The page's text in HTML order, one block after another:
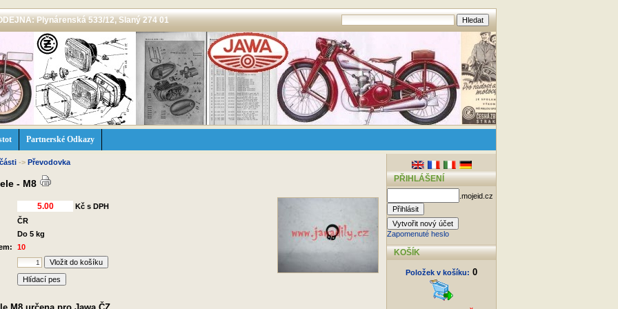
Plynárenská 533/12, Slaný 274 01
Partnerské Odkazy
-> Převodovka
- M8
Kč s DPH
ČR
Do 5 kg
10
Hlídací pes
PŘIHLÁŠENÍ
.mojeid.cz
Zapomenuté heslo
KOŠÍK
Položek v košíku: 0